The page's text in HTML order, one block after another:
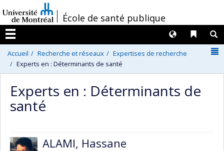
au
contenu
/École de santé publique
Menu
Liens
Langues
Accueil Recherche et réseaux
Expertises de recherche
Experts en : Déterminants de santé
Experts en : Déterminants de
santé
ALAMI, Hassane